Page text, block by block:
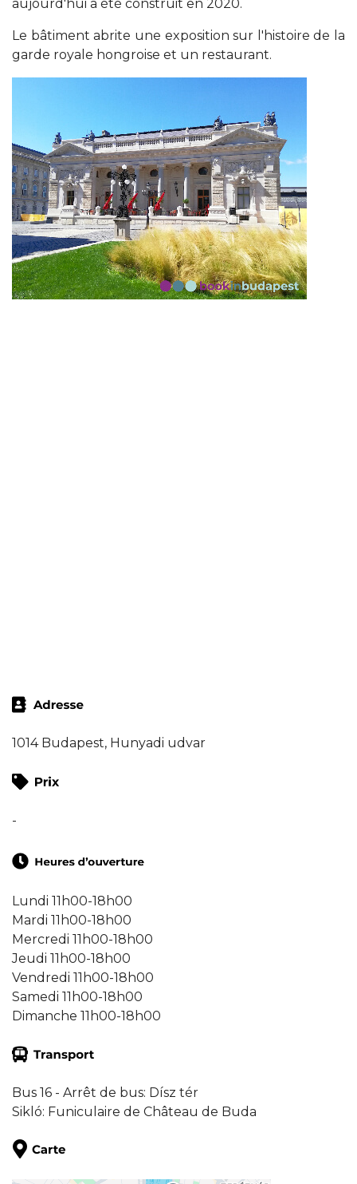
aujourd'hui a été construit en 2020.
Le bâtiment abrite une exposition sur l'histoire de la
garde royale hongroise et un restaurant.
1014 Budapest, Hunyadi udvar
-
Lundi 11h00-18h00
Mardi 11h00-18h00
Mercredi 11h00-18h00
Jeudi 11h00-18h00
Vendredi 11h00-18h00
Samedi 11h00-18h00
Dimanche 11h00-18h00
Bus 16 - Arrêt de bus: Dísz tér
Sikló: Funiculaire de Château de Buda